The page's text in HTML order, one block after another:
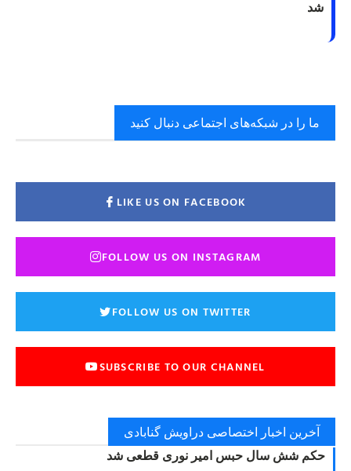
شد
ما را در شبکه‌های اجتماعی دنبال کنید
LIKE US ON FACEBOOK
FOLLOW US ON INSTAGRAM
FOLLOW US ON TWITTER
SUBSCRIBE TO OUR CHANNEL
آخرین اخبار اختصاصی دراویش گنابادی
حکم شش سال حبس امیر نوری قطعی شد